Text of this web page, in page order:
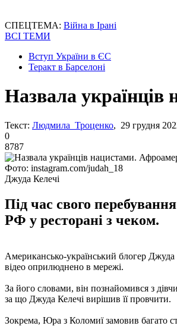
СПЕЦТЕМА: Війна в Ірані
ВСІ ТЕМИ
Вступ України в ЄС
Теракт в Барселоні
Назвала
Текст: Людмила Троценко, 29 грудня
0
8787
Фото: instagram.com/judah_18
Джуда Келечі
Під час свого
РФ у ресторані з чеком.
Американсько-український блогер
відео оприлюднено в мережі.
За його словами, він познайомився з
за що Джуда Келечі вирішив її провчити.
Зокрема, Юра з Коломиї замовив багато